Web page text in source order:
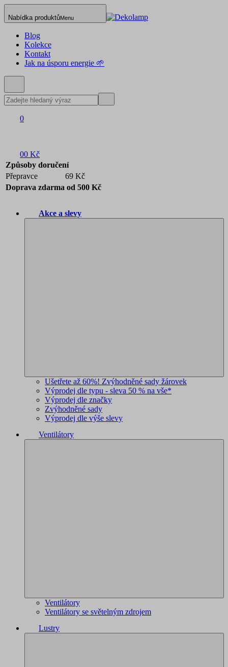
Nabídka produktůMenu
Blog
Kolekce
Kontakt
Jak na úsporu energie 🌱
0
00 Kč
Způsoby doručení
Přepravce
69 Kč
Doprava zdarma od 500 Kč
Akce a slevy
Ušetřete až 60%! Zvýhodněné sady žárovek
Výprodej dle typu - sleva 50 % na vše*
Výprodej dle značky
Zvýhodněné sady
Výprodej dle výše slevy
Ventilátory
Ventilátory
Ventilátory se světelným zdrojem
Lustry